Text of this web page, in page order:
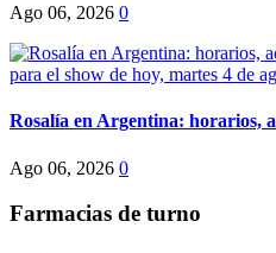
Ago 06, 2026 0
Rosalía en Argentina: horarios,
Ago 06, 2026 0
Farmacias de turno